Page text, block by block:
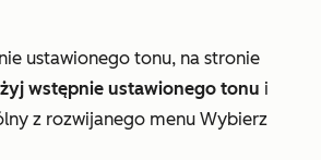
ustawionego tonu, na stronie
wstępnie ustawionego tonu i
z rozwijanego menu Wybierz